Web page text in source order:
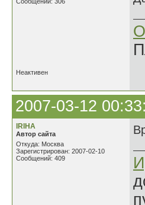
Неактивен
2007-03-12
IRIHA
Автор сайта
Откуда: Москва
Зарегистрирован: 2007-02-10
Сообщений: 409